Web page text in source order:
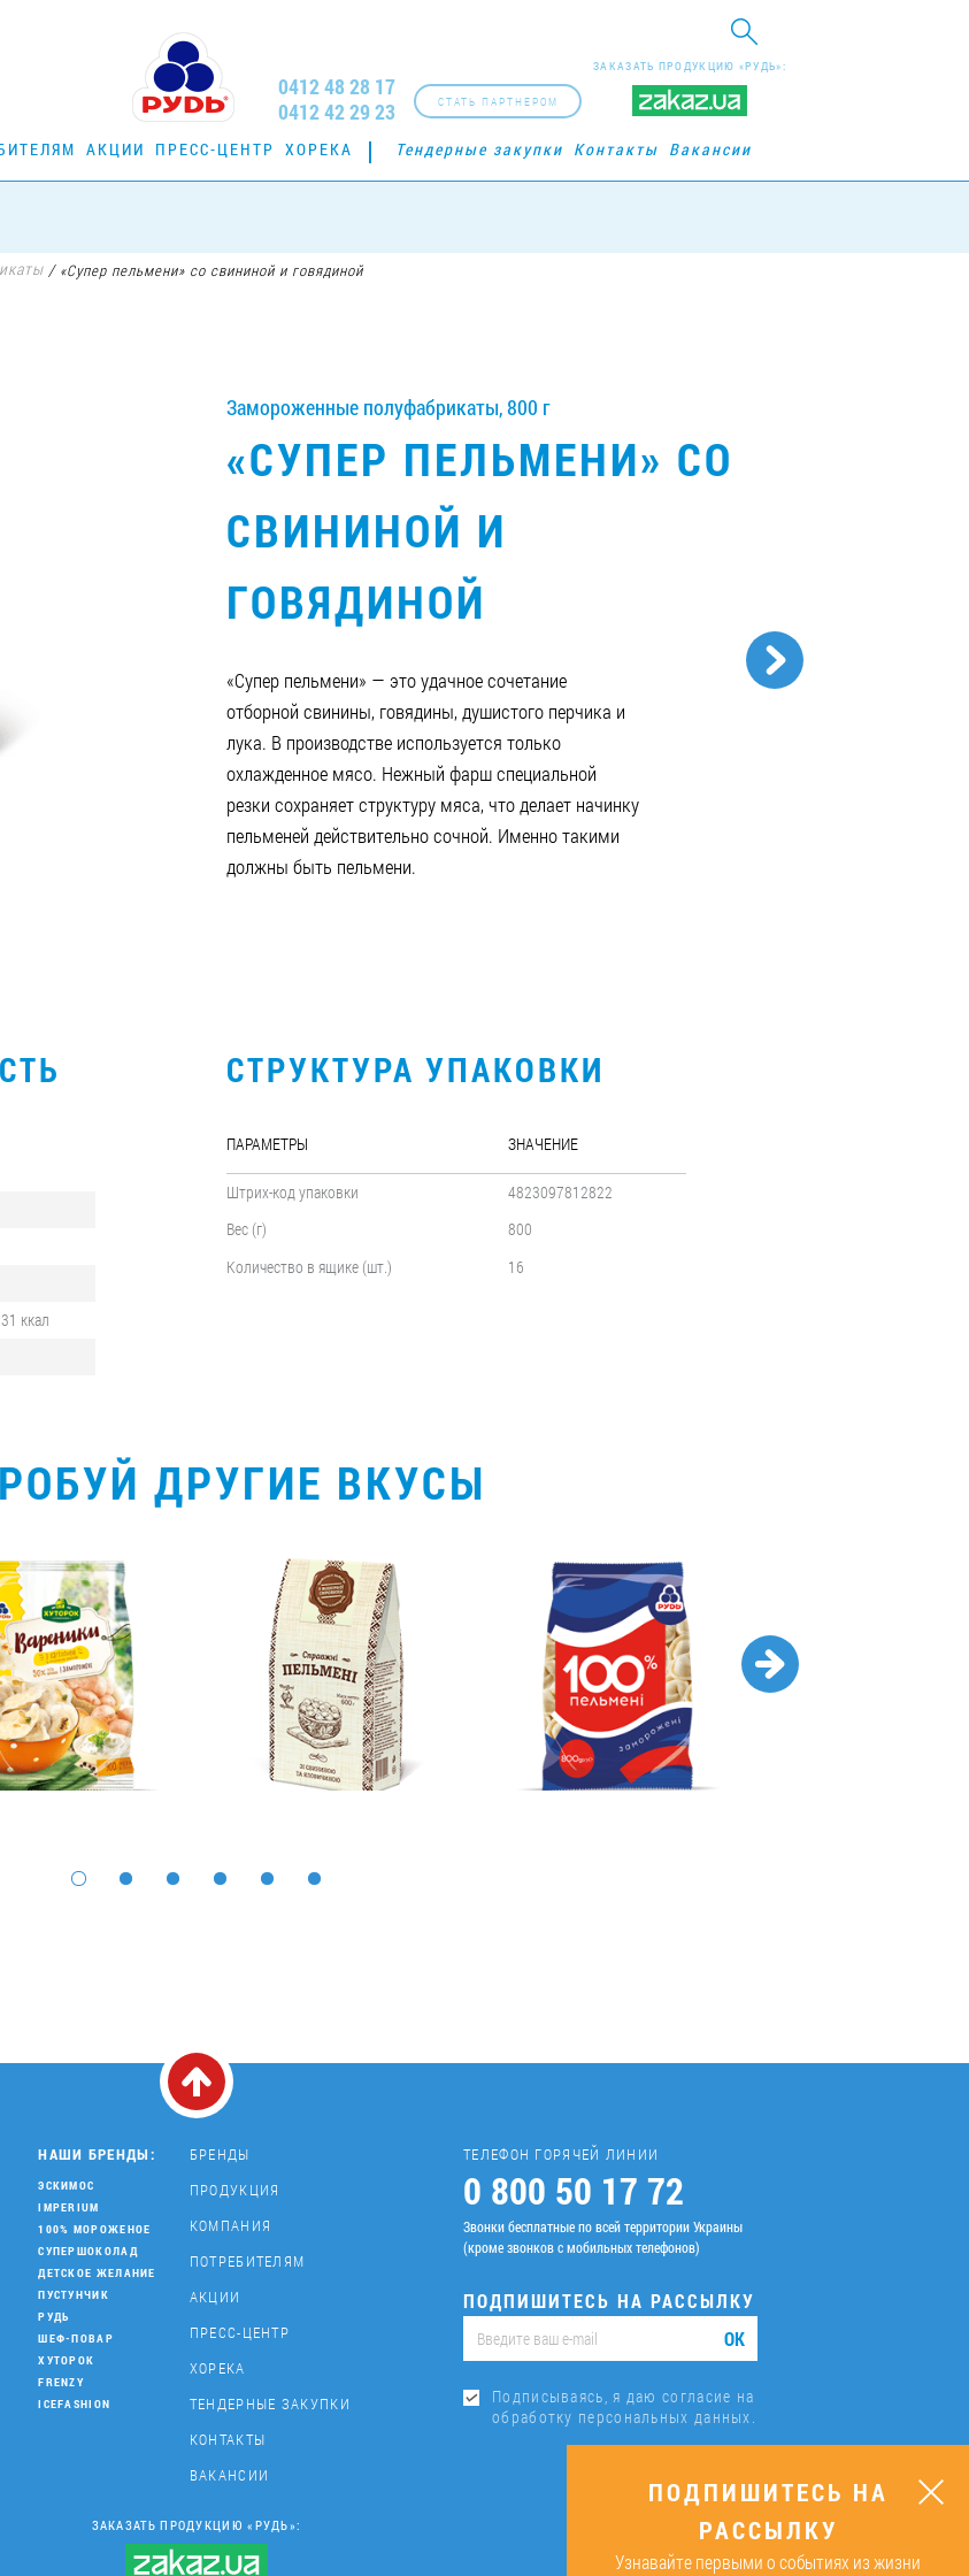
ЗАКАЗАТЬ ПРОДУКЦИЮ «РУДЬ»:
СТАТЬ ПАРТНЕРОМ
0412 48 28 17
0412 42 29 23
АКЦИИ ПРЕСС-ЦЕНТР ХОРЕКА Тендерные закупки Контакты Вакансии
/«Супер пельмени» со свининой и говядиной
Замороженные полуфабрикаты, 800 г
«СУПЕР ПЕЛЬМЕНИ» СО
СВИНИНОЙ И
ГОВЯДИНОЙ
«Супер пельмени» — это удачное сочетание
отборной свинины, говядины, душистого перчика и
лука. В производстве используется только
охлажденное мясо. Нежный фарш специальной
резки сохраняет структуру мяса, что делает начинку
пельменей действительно сочной. Именно такими
должны быть пельмени.
ккал
СТРУКТУРА УПАКОВКИ
ПАРАМЕТРЫ ЗНАЧЕНИЕ
Штрих-код упаковки
4823097812822
Вес (г)
800
Количество в ящике (шт.)
16
ДРУГИЕ ВКУСЫ
НАШИ БРЕНДЫ:
ЭСКИМОС
IMPERIUM
100% МОРОЖЕНОЕ
СУПЕРШОКОЛАД
ДЕТСКОЕ ЖЕЛАНИЕ
ПУСТУНЧИК
РУДЬ
ШЕФ-ПОВАР
ХУТОРОК
FRENZY
ICEFASHION
БРЕНДЫ
ПРОДУКЦИЯ
КОМПАНИЯ
ПОТРЕБИТЕЛЯМ
АКЦИИ
ПРЕСС-ЦЕНТР
ХОРЕКА
ТЕНДЕРНЫЕ ЗАКУПКИ
КОНТАКТЫ
ВАКАНСИИ
ТЕЛЕФОН ГОРЯЧЕЙ ЛИНИИ
0 800 50 17 72
Звонки бесплатные по всей территории Украины
(кроме звонков с мобильных телефонов)
ПОДПИШИТЕСЬ НА РАССЫЛКУ
ОК
Подписываясь, я даю согласие на
обработку персональных данных.
ЗАКАЗАТЬ ПРОДУКЦИЮ «РУДЬ»:
ПОДПИШИТЕСЬ НА
РАССЫЛКУ
Узнавайте первыми о событиях из жизни